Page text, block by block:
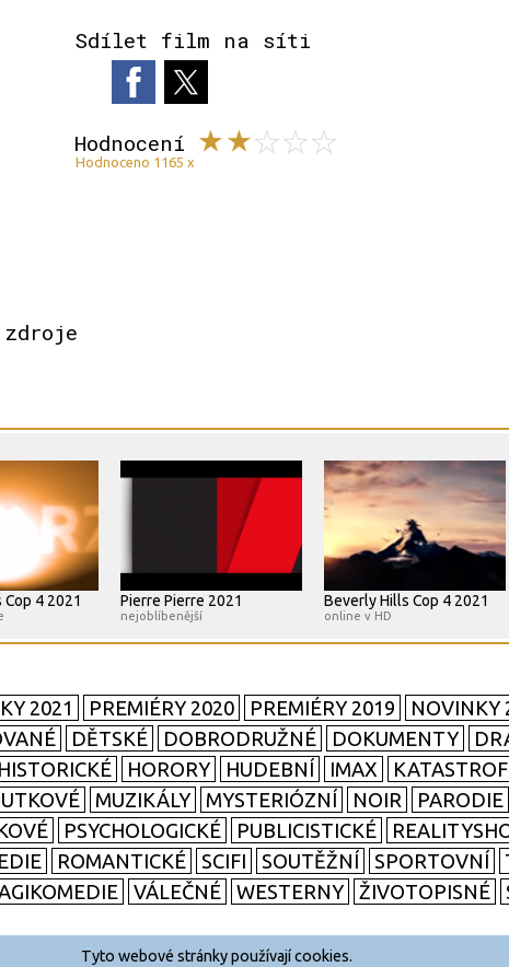
Sdílet film na síti
Hodnocení
Hodnoceno 1165 x
4 2021 Pierre Pierre 2021
nejoblíbenější
Beverly Hills Cop 4 2021
online v HD
2021 PREMIÉRY 2020 PREMIÉRY 2019 NOVINKY
DĚTSKÉ DOBRODRUŽNÉ DOKUMENTY
HISTORICKÉ HORORY HUDEBNÍ IMAX
MUZIKÁLY MYSTERIÓZNÍ NOIR PARODIE
PSYCHOLOGICKÉ PUBLICISTICKÉ
ROMANTICKÉ SCIFI SOUTĚŽNÍ SPORTOVNÍ
VÁLEČNÉ WESTERNY ŽIVOTOPISNÉ
Tyto webové stránky používají cookies.